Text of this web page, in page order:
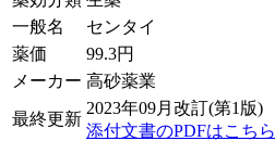
一般名
センタイ
薬価
99.3円
メーカー 高砂薬業
最終更新
2023年09月改訂(第1版)
添付文書のPDFはこちら